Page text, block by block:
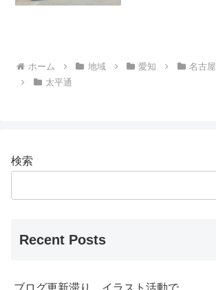
ホーム 地域 愛知 名古屋
太平通
検索
Recent Posts